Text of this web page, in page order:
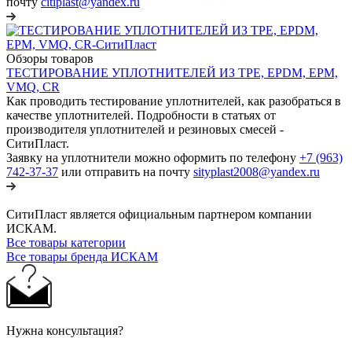
Обзоры товаров
ТЕСТИРОВАНИЕ УПЛОТНИТЕЛЕЙ ИЗ TPE, EPDM, EPM,
VMQ, CR
Как проводить тестирование уплотнителей, как разобраться в
качестве уплотнителей. Подробности в статьях от
производителя уплотнителей и резиновых смесей -
СитиПласт.
Заявку на уплотнители можно оформить по телефону +7 (963)
742-37-37 или отправить на почту sityplast2008@yandex.ru
СитиПласт является официальным партнером компании
ИСКАМ.
Все товары категории
Все товары бренда ИСКАМ
Нужна консультация?